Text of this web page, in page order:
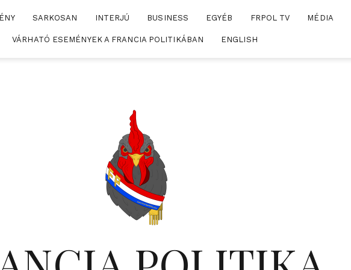
SARKOSAN INTERJÚ BUSINESS EGYÉB FRPOL TV MÉDIA
VÁRHATÓ ESEMÉNYEK A FRANCIA POLITIKÁBAN ENGLISH